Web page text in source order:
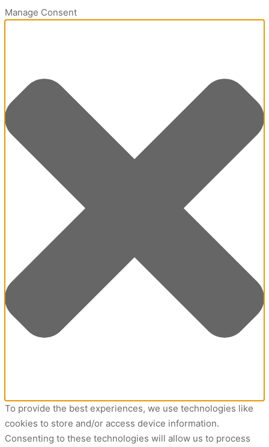
Manage Consent
To provide the best experiences, we use technologies like
cookies to store and/or access device information.
Consenting to these technologies will allow us to process